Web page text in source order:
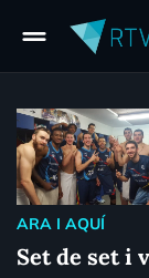
drag_handle
ARA I AQUÍ
Set de set i